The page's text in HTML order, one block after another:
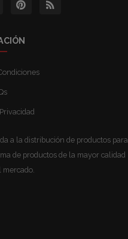
a la distribución de productos para
de productos de la mayor calidad